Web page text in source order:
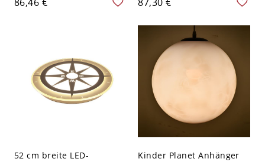
110V-120V 40,64 cm
Kindesgarten Acryl LED 1-
Kopf Deckenleuchte - Rot
110V-120V 49,53 cm
52 cm breite LED-
Kinder Planet Anhänger